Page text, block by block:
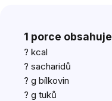
1 porce obsahuje
? kcal
? sacharidů
? g bílkovin
? g tuků